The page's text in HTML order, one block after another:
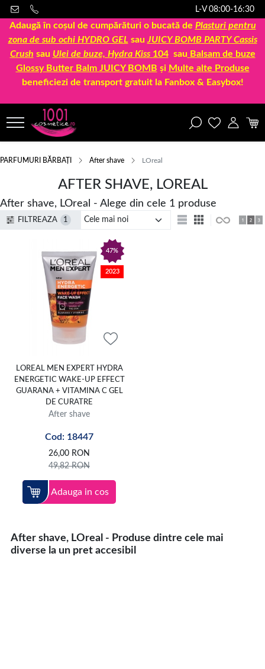
L-V 08:00-16:30
Adaugă în coșul de cumpărături o bucată de Plasturi pentru
zona de sub ochi HYDRO GEL sau JUICY BOMB PARTY Cassis
Crush sau Ulei de buze, Hydra Kiss 104sau Balsam de buze
Glossy Butter Balm JUICY BOMB și Multe alte Produse
beneficiezi de transport gratuit la Fanbox & Easybox!
PARFUMURI BĂRBAȚI After shave LOreal
AFTER SHAVE, LOREAL
After shave, LOreal - Alege din cele 1 produse
FILTREAZA 1
47%
2023
LOREAL MEN EXPERT HYDRA
ENERGETIC WAKE-UP EFFECT
GUARANA + VITAMINA C GEL
DE CURATRE
After shave
Cod: 18447
26,00 RON
49,82RON
Adauga in cos
After shave, LOreal - Produse dintre cele mai
diverse la un pret accesibil